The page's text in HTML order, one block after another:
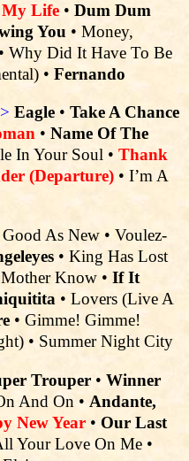
Life • Dum Dum
You • Money,
• Why Did It Have To Be
• Fernando
Eagle •Take A Chance
• Name Of The
In Your Soul • Thank
(Departure) • I’m A
As New • Voulez-
• King Has Lost
Know • If It
• Lovers (Live A
• Gimme! Gimme!
• Summer Night City
Trouper •Winner
And On • Andante,
New Year • Our Last
Your Love On Me •